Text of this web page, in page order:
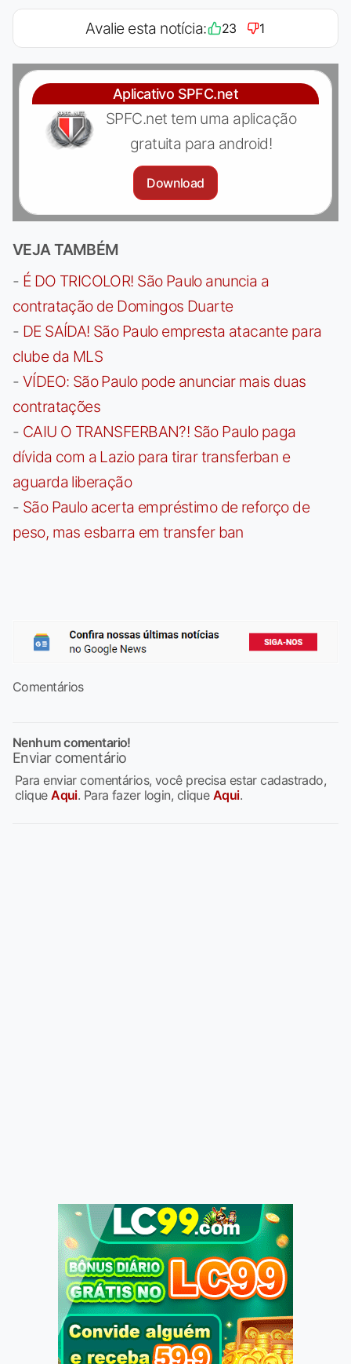
Avalie esta notícia: 23 1
Aplicativo SPFC.net
SPFC.net tem uma aplicação
gratuita para android!
Download
VEJA TAMBÉM
- É DO TRICOLOR! São Paulo anuncia a
contratação de Domingos Duarte
- DE SAÍDA! São Paulo empresta atacante para
clube da MLS
- VÍDEO: São Paulo pode anunciar mais duas
contratações
- CAIU O TRANSFERBAN?! São Paulo paga
dívida com a Lazio para tirar transferban e
aguarda liberação
- São Paulo acerta empréstimo de reforço de
peso, mas esbarra em transfer ban
Comentários
Nenhum comentario!
Enviar comentário
Para enviar comentários, você precisa estar cadastrado,
cliqueAqui. Para fazer login, clique Aqui.